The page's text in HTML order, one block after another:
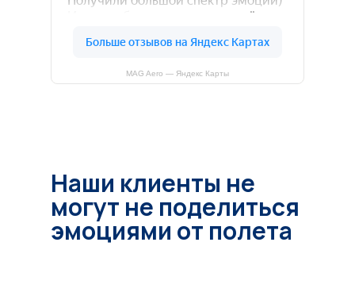
MAG Aero — Яндекс Карты
Наши клиенты не
могут не поделиться
эмоциями от полета